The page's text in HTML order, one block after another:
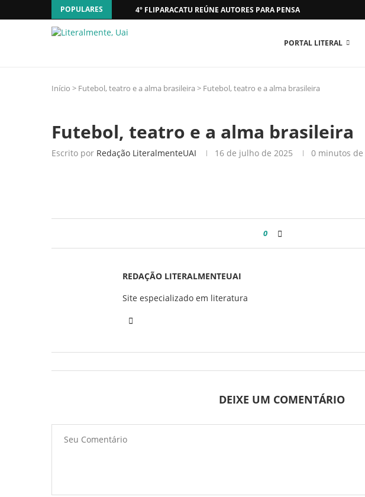
POPULARES 4º FLIPARACATU REÚNE AUTORES PARA PENSAR O MUNDO...
PORTAL LITERAL
Início > Futebol, teatro e a alma brasileira > Futebol, teatro e a alma brasileira
Futebol, teatro e a alma brasileira
Escrito por Redação LiteralmenteUAI 16 de julho de 2025 0 minutos
0
REDAÇÃO LITERALMENTEUAI
Site especializado em literatura
DEIXE UM COMENTÁRIO